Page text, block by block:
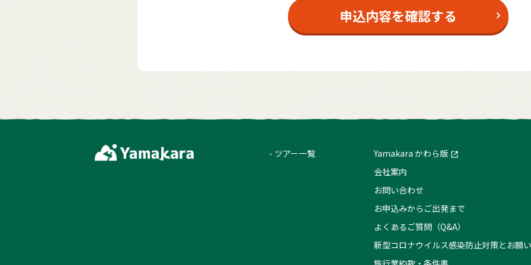
申込内容を確認する
ツアー一覧
Yamakara かわら版
会社案内
お問い合わせ
お申込みからご出発まで
よくあるご質問（Q&A）
新型コロナウイルス感染防止対策とお願